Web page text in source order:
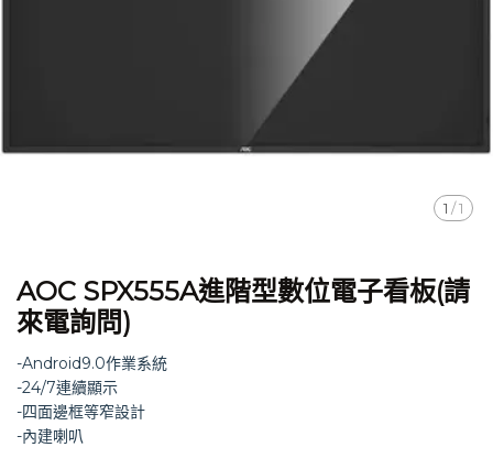
1 /1
AOC SPX555A進階型數位電子看板(請
來電詢問)
-Android9.0作業系統
-24/7連續顯示
-四面邊框等窄設計
-內建喇叭